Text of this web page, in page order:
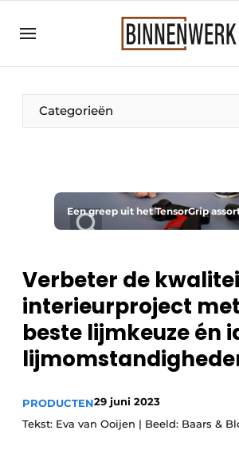
Aanmelden
Bedrijven
Binnenwerk | Hét magazine
Direct contact
Evenement aanmelden
Nieuwsbrief
Podcasts
Privacy / Cookie statement
Vacature aanmelden
Video’s
Categorieën
Een greep uit het TensorGrip
Verbeter de
interieurproject
beste lijmkeuze én
PRODUCTEN29 juni 2023
Tekst: Eva van Ooijen | Beeld: Baars &